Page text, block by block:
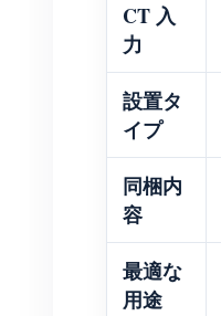
CT 入
力
設置タ
イプ
同梱内
容
最適な
用途